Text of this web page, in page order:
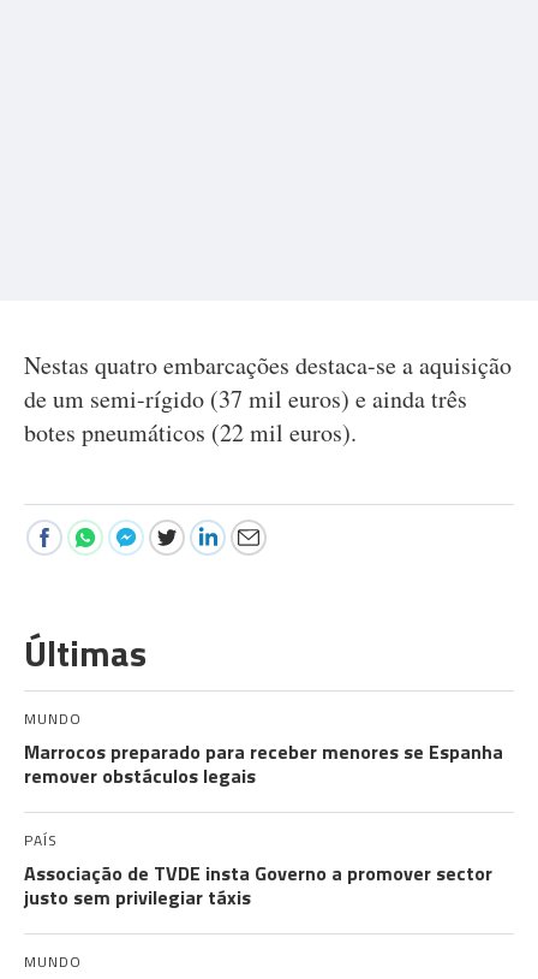
Nestas quatro embarcações destaca-se a aquisição
de um semi-rígido (37 mil euros) e ainda três
botes pneumáticos (22 mil euros).
Últimas
MUNDO
Marrocos preparado para receber menores se Espanha
remover obstáculos legais
PAÍS
Associação de TVDE insta Governo a promover sector
justo sem privilegiar táxis
MUNDO